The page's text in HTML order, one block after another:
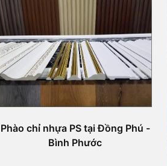
Phào chỉ nhựa PS tại Đồng Phú -
Bình Phước